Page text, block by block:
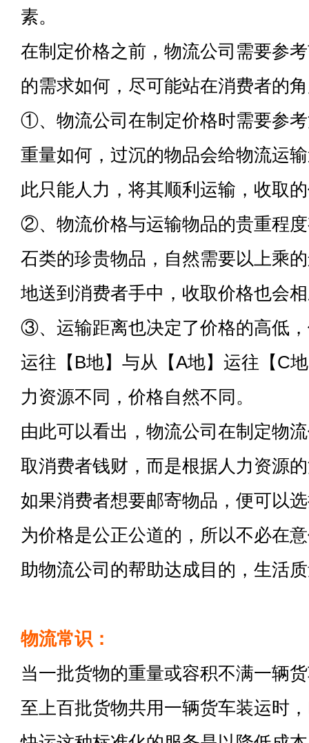
素。
在制定价格之前，物流公司需要参
的需求如何，尽可能站在消费者的
①、物流公司在制定价格时需要参
重量如何，过沉的物品会给物流运
此只能人力，将其顺利运输，收取
②、物流价格与运输物品的贵重程
石类的珍贵物品，自然需要以上乘
地送到消费者手中，收取价格也会
③、运输距离也决定了价格的高低
运往【B地】与从【A地】运往【C
力资源不同，价格自然不同。
由此可以看出，物流公司在制定物
取消费者钱财，而是根据人力资源
如果消费者想要邮寄物品，便可以
为价格是公正公道的，所以不必在
助物流公司的帮助达成目的，生活
物流常识：
当一批货物的重量或容积不满一辆
至上百批货物共用一辆货车装运时